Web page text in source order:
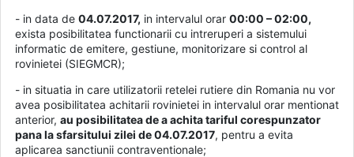
- in data de 04.07.2017, in intervalul orar 00:00 – 02:00,
exista posibilitatea functionarii cu intreruperi a sistemului
informatic de emitere, gestiune, monitorizare si control al
rovinietei (SIEGMCR);
- in situatia in care utilizatorii retelei rutiere din Romania nu vor
avea posibilitatea achitarii rovinietei in intervalul orar mentionat
anterior, au posibilitatea de a achita tariful corespunzator
pana la sfarsitului zilei de 04.07.2017, pentru a evita
aplicarea sanctiunii contraventionale;